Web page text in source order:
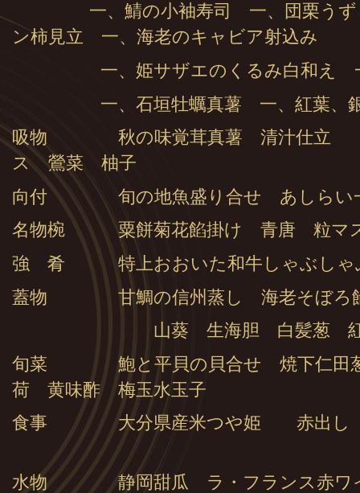
一、鯖の小袖寿司 一、団栗うず
ン柿見立 一、海老のキャビア射込み
一、姫サザエのくるみ白和え 一
一、石垣牡蠣真薯 一、紅葉、銀
吸物 秋の味覚茸真薯 清汁仕立 （
ス 鶯菜 柚子
向付 旬の地魚盛り合せ あしらい
名物椀 粟餅菊花餡掛け 青唐 粒マ
強 肴 特上おおいた和牛しゃぶしゃ
蓋物 甘鯛の信州蒸し 海老そぼろ
山葵 生海胆 白髪葱 紅葉
旬菜 鮑と平貝の貝合せ 焼下仁田
荷 黄味酢 梅玉水玉子
食事 大分県産米つや姫 赤出し
水物 静岡甜瓜 ラ・フランス赤ワ